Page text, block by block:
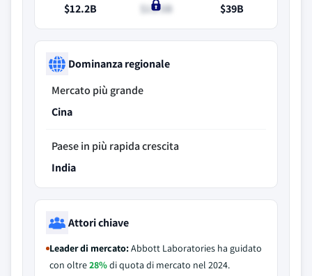
$12.2B
$13.5B
$39B
Dominanza regionale
Mercato più grande
Cina
Paese in più rapida crescita
India
Attori chiave
Leader di mercato:Abbott Laboratories ha guidato
con oltre28%di quota di mercato nel 2024.